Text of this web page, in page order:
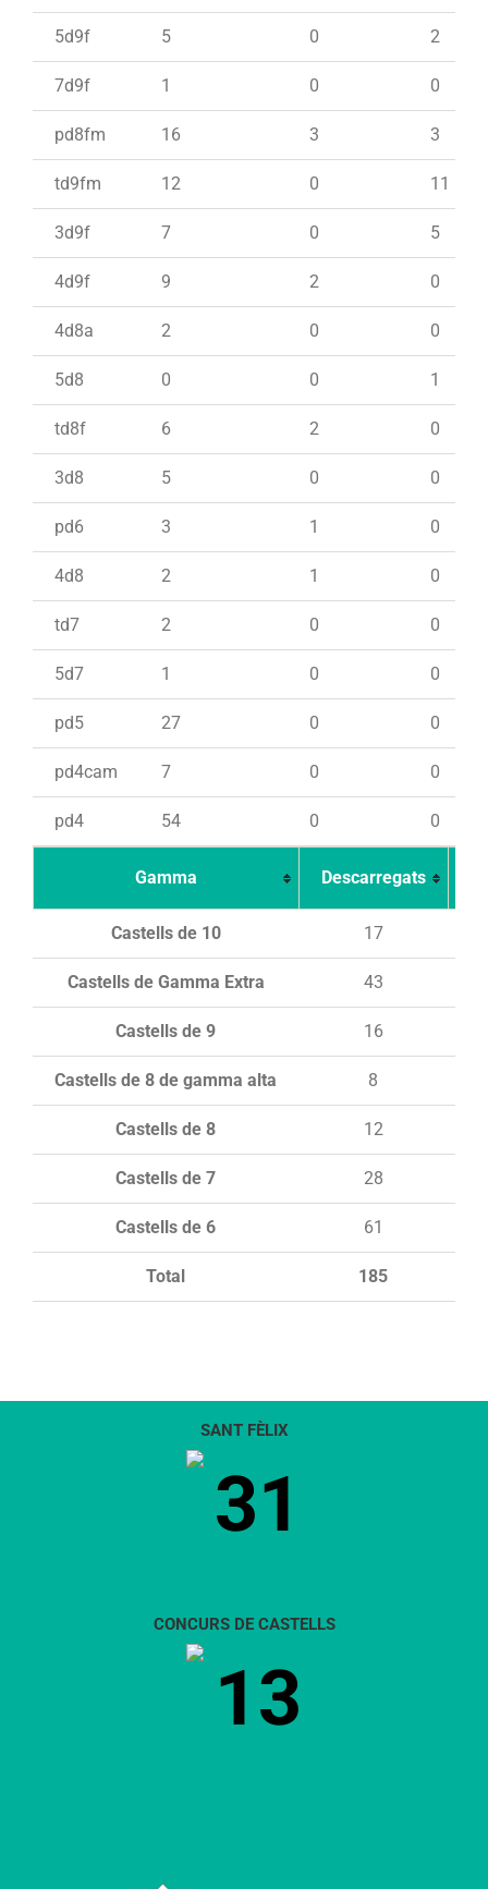
5d9f 5 0 2
7d9f 1 0 0
pd8fm 16 3 3
td9fm 12 0 11
3d9f 7 0 5
4d9f 9 2 0
4d8a 2 0 0
5d8 0 0 1
td8f 6 2 0
3d8 5 0 0
pd6 3 1 0
4d8 2 1 0
td7 2 0 0
5d7 1 0 0
pd5 27 0 0
pd4cam 7 0 0
pd4 54 0 0
Gamma Descarregats
Total 185
Castells de 10 17
Castells de Gamma Extra 43
Castells de 9 16
Castells de 8 de gamma alta 8
Castells de 8 12
Castells de 7 28
Castells de 6 61
SANT FÈLIX
31
CONCURS DE CASTELLS
13